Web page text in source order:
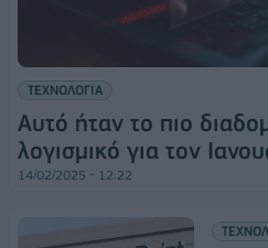
ΤΕΧΝΟΛΟΓΙΑ
Αυτό ήταν το πιο
λογισμικό για τον
14/02/2025 - 12:22